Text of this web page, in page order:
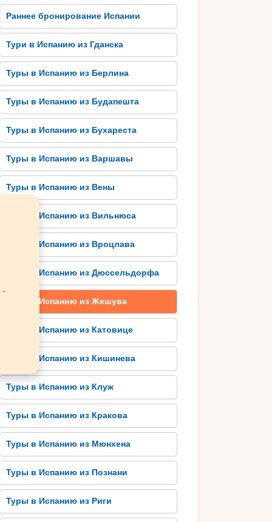
Раннее бронирование Испании
Тури в Испанию из Гданска
Туры в Испанию из Берлина
Туры в Испанию из Будапешта
Туры в Испанию из Бухареста
Туры в Испанию из Варшавы
Туры в Испанию из Вены
Туры в Испанию из Вильнюса
Туры в Испанию из Вроцлава
Туры в Испанию из Дюссельдорфа
Туры в Испанию из Жешува
Туры в Испанию из Катовице
Туры в Испанию из Кишинева
Туры в Испанию из Клуж
Туры в Испанию из Кракова
Туры в Испанию из Мюнхена
Туры в Испанию из Познани
Туры в Испанию из Риги